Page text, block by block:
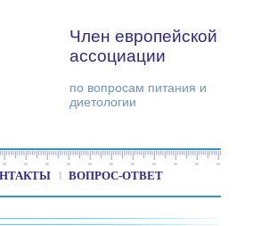
Член европейской
ассоциации
по вопросам питания и
диетологии
ВОПРОС-ОТВЕТ